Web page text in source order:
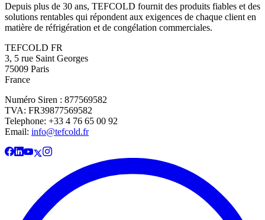
Depuis plus de 30 ans, TEFCOLD fournit des produits fiables et des
solutions rentables qui répondent aux exigences de chaque client en
matière de réfrigération et de congélation commerciales.
TEFCOLD FR
3, 5 rue Saint Georges
75009 Paris
France
Numéro Siren : 877569582
TVA: FR39877569582
Telephone: +33 4 76 65 00 92
Email: info@tefcold.fr